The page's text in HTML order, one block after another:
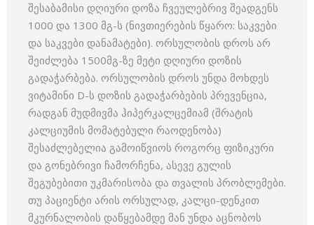
შესაბამისი დღიური დოზა ჩვეულებრივ შეადგენს
1000 და 1300 მგ-ს (ნივთიერების წყარო: საკვები
და საკვები დანამატები). ორსულობის დროს არ
შეიძლება 1500მგ-ზე მეტი დღიური დოზის
გადაჭარბება. ორსულობის დროს უნდა მოხდეს
ვიტამინი D-ს დოზის გადაჭარბების პრევენცია,
რადგან მუდმივმა ჰიპერკალცემიამ (შრატის
კალციუმის მომატებული რაოდენობა)
შესაძლებელია გამოიწვიოს როგორც ფიზიკური
და გონებრივი ჩამორჩენა, ასევე გულის
შეგუბებითი უკმარისობა და თვალის პრობლემები.
თუ პაციენტი არის ორსულად, კალცი-დენკით
მკურნალობის დაწყებამდე მან უნდა აცნობოს